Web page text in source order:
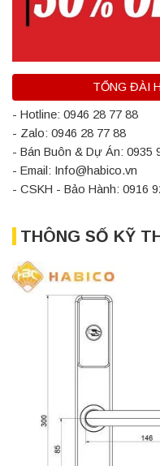
TỔNG ĐÀI
- Hotline: 0946 28 77 88
- Zalo: 0946 28 77 88
- Bán Buôn & Dự Án: 0935
- Email: Info@habico.vn
- CSKH - Bảo Hành: 0916
THÔNG SỐ KỸ